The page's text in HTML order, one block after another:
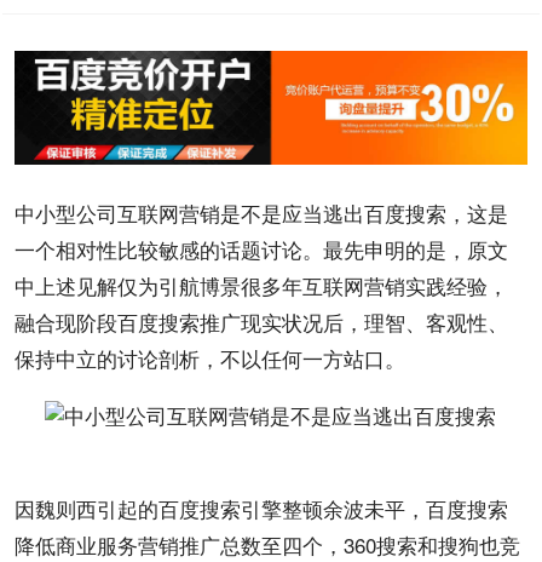
中小型公司互联网营销是不是应当逃出百度搜索 ，这是
一个相对性比较敏感的话题讨论。最先申明的是，原文
中上述见解仅为引航博景很多年互联网营销实践经验 ，
融合现阶段百度搜索推广现实状况后，理智、客观性、
保持中立的讨论剖析，不以任何一方站口。
因魏则西引起的百度搜索引擎整顿余波未平，百度搜索
降低商业服务营销推广总数至四个， 360搜索和搜狗也竞